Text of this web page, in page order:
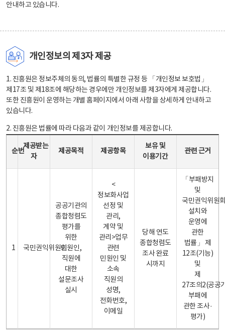
안내하고 있습니다.
개인정보의 제3자 제공
1. 진흥원은 정보주체의 동의, 법률의 특별한 규정 등 「개인정보 보호법」
제17조 및 제18조에 해당하는 경우에만 개인정보를 제3자에게 제공합니다.
또한 진흥원이 운영하는 개별 홈페이지에서 아래 사항을 상세하게 안내하고
있습니다.
2. 진흥원은 법률에 따라 다음과 같이 개인정보를 제공합니다.
순번
제공받는
자
제공목적 제공항목
보유 및
이용기간
관련 근거
1 국민권익위원회
공공기관의
종합청렴도
평가를
위한
민원인,
직원에
대한
설문조사
실시
<
정보화사업
선정 및
관리,
계약 및
관리>업무
관련
민원인 및
소속
직원의
성명,
전화번호,
이메일
당해 연도
종합청렴도
조사 완료
시까지
「부패방지
및
국민권익위원
설치와
운영에
관한
법률」 제
12조(기능)
및
제
27조의2(공공
부패에
관한 조사·
평가)